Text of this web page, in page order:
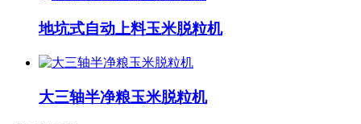
地坑式自动上料玉米脱粒机
大三轴半净粮玉米脱粒机